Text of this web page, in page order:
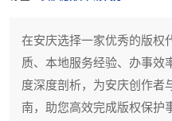
在安庆选择一家优秀的版权
质、本地服务经验、办事效
度深度剖析，为安庆创作者
南，助您高效完成版权保护